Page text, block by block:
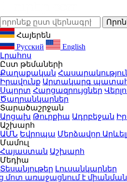
Հայերեն
Русский
English
Լրահոս
Ըստ թեմաների
Քաղաքական
Իրավունք Արտակարգ
Սպորտ Հարցազրույցներ
Ծաղրանկարներ
Տարածաշրջան
Արցախ Թուրքիա Ադրբեջան
Աշխարհ
ԱՄՆ Եվրոպա Մերձավոր
Մամուլ
Հայաստան Աշխարհ
Մեդիա
Տեսանյութեր Լուսանկարներ
առաջացնում է միանման